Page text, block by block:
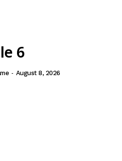
6
- August 8, 2026